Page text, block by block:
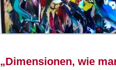
„Dimensionen, wie